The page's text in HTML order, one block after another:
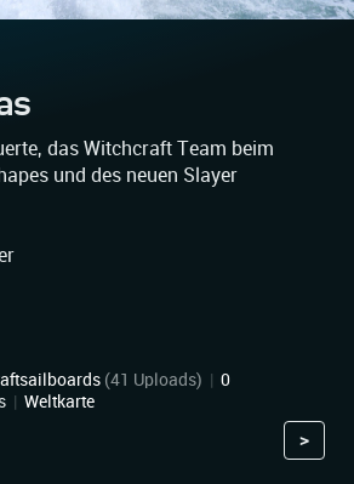
das Witchcraft Team beim
und des neuen Slayer
(41 Uploads) | 0
| Weltkarte
>